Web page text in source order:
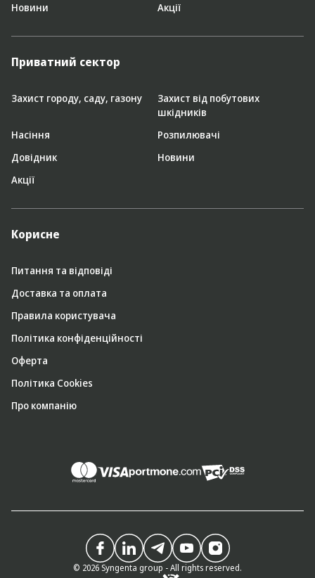
Новини
Акції
Приватний сектор
Захист городу, саду, газону
Захист від побутових
шкідників
Насіння
Розпилювачі
Довідник
Новини
Акції
Корисне
Питання та відповіді
Доставка та оплата
Правила користувача
Політика конфіденційності
Оферта
Політика Cookies
Про компанію
© 2026 Syngenta group - All rights reserved.